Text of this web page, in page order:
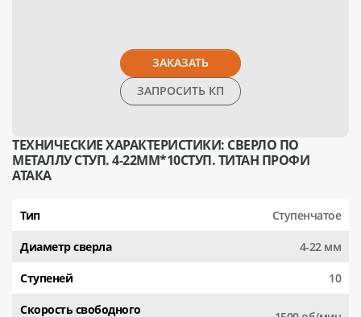
ЗАКАЗАТЬ
ЗАПРОСИТЬ КП
ТЕХНИЧЕСКИЕ ХАРАКТЕРИСТИКИ: СВЕРЛО ПО
МЕТАЛЛУ СТУП. 4-22ММ*10СТУП. ТИТАН ПРОФИ
АТАКА
Тип Ступенчатое
Диаметр сверла 4-22 мм
Ступеней 10
Скорость свободного